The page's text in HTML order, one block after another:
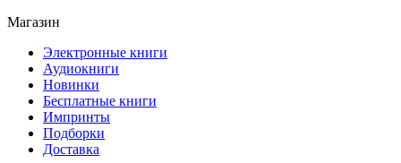
Магазин
Электронные книги
Аудиокниги
Новинки
Бесплатные книги
Импринты
Подборки
Доставка